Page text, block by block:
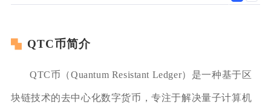
QTC币简介
QTC币（Quantum Resistant Ledger）是一种基于区
块链技术的去中心化数字货币，专注于解决量子计算机